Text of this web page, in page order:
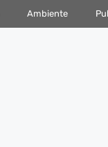
Ambiente